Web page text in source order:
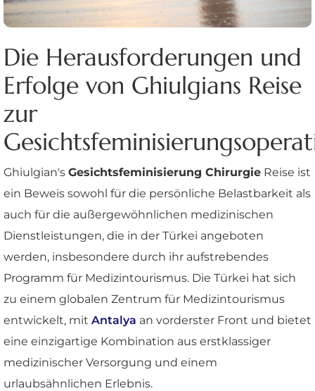
Die Herausforderungen und
Erfolge von Ghiulgians Reise
zur
Ghiulgian's Gesichtsfeminisierung Chirurgie Reise ist
ein Beweis sowohl für die persönliche Belastbarkeit als
auch für die außergewöhnlichen medizinischen
Dienstleistungen, die in der Türkei angeboten
werden, insbesondere durch ihr aufstrebendes
Programm für Medizintourismus. Die Türkei hat sich
zu einem globalen Zentrum für Medizintourismus
entwickelt, mit Antalya an vorderster Front und bietet
eine einzigartige Kombination aus erstklassiger
medizinischer Versorgung und einem
urlaubsähnlichen Erlebnis.